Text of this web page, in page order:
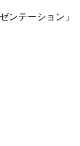
ンテーション」